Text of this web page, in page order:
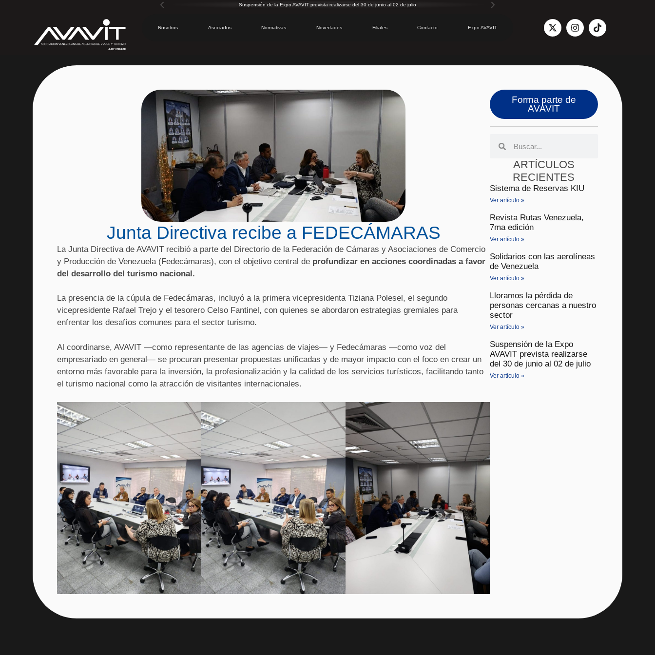
Suspensión de la Expo AVAVIT prevista realizarse del 30 de junio al 02 de julio
Nosotros Asociados Normativas Novedades Filiales Contacto Expo AVAVIT
Junta Directiva recibe a FEDECÁMARAS
La Junta Directiva de AVAVIT recibió a parte del Directorio de la Federación de Cámaras y Asociaciones de Comercio
y Producción de Venezuela (Fedecámaras), con el objetivo central de profundizar en acciones coordinadas a favor
del desarrollo del turismo nacional.
La presencia de la cúpula de Fedecámaras, incluyó a la primera vicepresidenta Tiziana Polesel, el segundo
vicepresidente Rafael Trejo y el tesorero Celso Fantinel, con quienes se abordaron estrategias gremiales para
enfrentar los desafíos comunes para el sector turismo.
Al coordinarse, AVAVIT —como representante de las agencias de viajes— y Fedecámaras —como voz del
empresariado en general— se procuran presentar propuestas unificadas y de mayor impacto con el foco en crear un
entorno más favorable para la inversión, la profesionalización y la calidad de los servicios turísticos, facilitando tanto
el turismo nacional como la atracción de visitantes internacionales.
Forma parte de
AVAVIT
ARTÍCULOS
RECIENTES
Sistema de Reservas KIU
Ver artículo »
Revista Rutas Venezuela,
7ma edición
Ver artículo »
Solidarios con las aerolíneas
de Venezuela
Ver artículo »
Lloramos la pérdida de
personas cercanas a nuestro
sector
Ver artículo »
Suspensión de la Expo
AVAVIT prevista realizarse
del 30 de junio al 02 de julio
Ver artículo »